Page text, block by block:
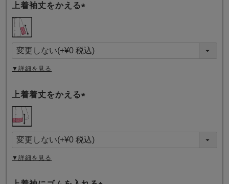
上着袖丈をかえる
須
)
▼詳細を見る
上着着丈をかえる
須
)
▼詳細を見る